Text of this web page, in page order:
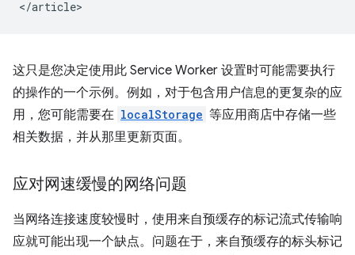
这只是您决定使用此 Service Worker 设置时可能需要执行
的操作的一个示例。例如，对于包含用户信息的更复杂的应
用，您可能需要在 localStorage 等应用商店中存储一些
相关数据，并从那里更新页面。
应对网速缓慢的网络问题
当网络连接速度较慢时，使用来自预缓存的标记流式传输响
应就可能出现一个缺点。问题在于，来自预缓存的标头标记